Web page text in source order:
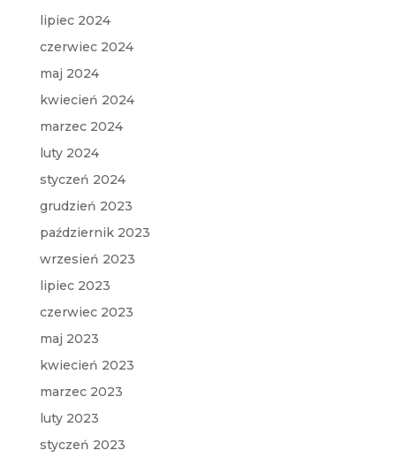
lipiec 2024
czerwiec 2024
maj 2024
kwiecień 2024
marzec 2024
luty 2024
styczeń 2024
grudzień 2023
październik 2023
wrzesień 2023
lipiec 2023
czerwiec 2023
maj 2023
kwiecień 2023
marzec 2023
luty 2023
styczeń 2023